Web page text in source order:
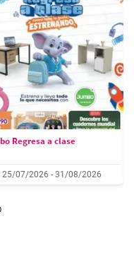
Regresa a clase
25/07/2026 - 31/08/2026